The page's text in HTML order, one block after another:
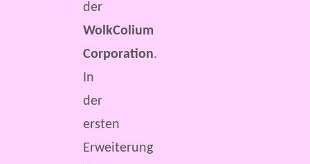
der
WolkColium
Corporation.
In
der
ersten
Erweiterung